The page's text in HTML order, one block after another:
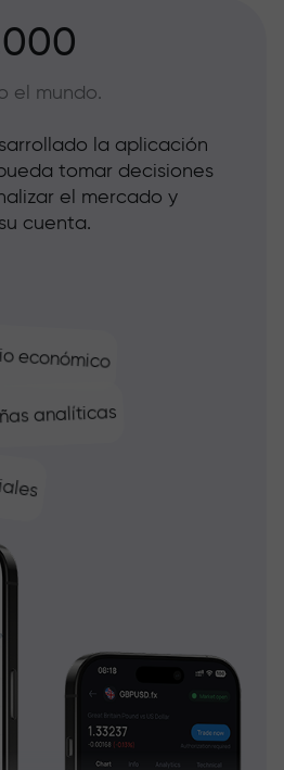
el mundo.
económico
analíticas
la aplicación
tomar decisiones
el mercado y
cuenta.